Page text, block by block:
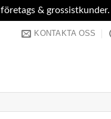
& grossistkunder.
KONTAKTA OSS